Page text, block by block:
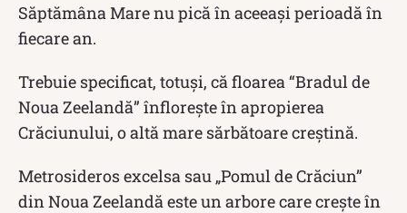
Săptămâna Mare nu pică în aceeași perioadă în
fiecare an.
Trebuie specificat, totuși, că floarea “Bradul de
Noua Zeelandă” înflorește în apropierea
Crăciunului, o altă mare sărbătoare creștină.
Metrosideros excelsa sau „Pomul de Crăciun”
din Noua Zeelandă este un arbore care crește în